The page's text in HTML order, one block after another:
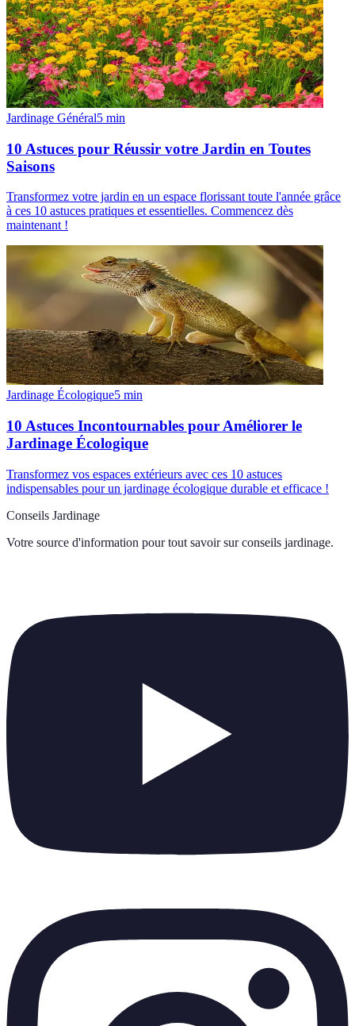
Jardinage Général5 min
10 Astuces pour Réussir votre Jardin en Toutes
Saisons
Transformez votre jardin en un espace florissant toute l'année grâce
à ces 10 astuces pratiques et essentielles. Commencez dès
maintenant !
Jardinage Écologique5 min
10 Astuces Incontournables pour Améliorer le
Jardinage Écologique
Transformez vos espaces extérieurs avec ces 10 astuces
indispensables pour un jardinage écologique durable et efficace !
Conseils Jardinage
Votre source d'information pour tout savoir sur conseils jardinage.